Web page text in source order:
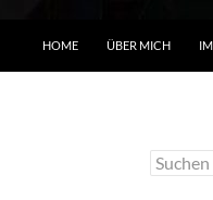
HOME ÜBER MICH
Suchen
nach: